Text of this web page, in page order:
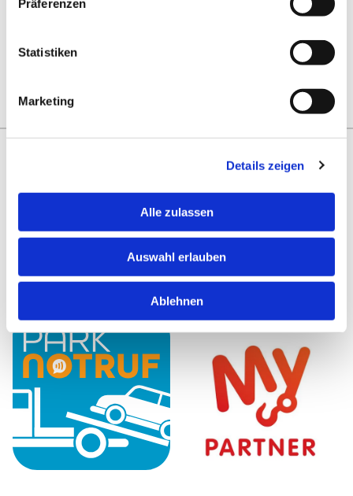
Präferenzen
Statistiken
Marketing
Details zeigen
Alle zulassen
Auswahl erlauben
Ablehnen